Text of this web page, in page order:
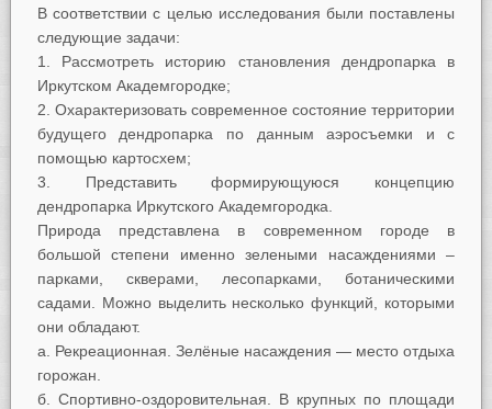
В соответствии с целью исследования были поставлены
следующие задачи:
Рассмотреть историю становления дендропарка в
Иркутском Академгородке;
Охарактеризовать современное состояние территории
будущего дендропарка по данным аэросъемки и с
помощью картосхем;
Представить формирующуюся концепцию
дендропарка Иркутского Академгородка.
Природа представлена в современном городе в
большой степени именно зелеными насаждениями –
парками, скверами, лесопарками, ботаническими
садами. Можно выделить несколько функций, которыми
они обладают.
а. Рекреационная. Зелёные насаждения — место отдыха
горожан.
б. Спортивно-оздоровительная. В крупных по площади